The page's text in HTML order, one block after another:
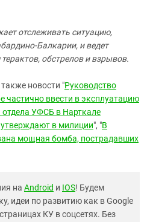
отслеживать ситуацию,
Балкарии, и ведет
обстрелов и взрывов.
также новости "Руководство
частично ввести в эксплуатацию
отдела УФСБ в Нарткале
в милиции", "В
мощная бомба, пострадавших
на Android и IOS! Будем
идеи по развитию как в Google
КУ в соцсетях. Без